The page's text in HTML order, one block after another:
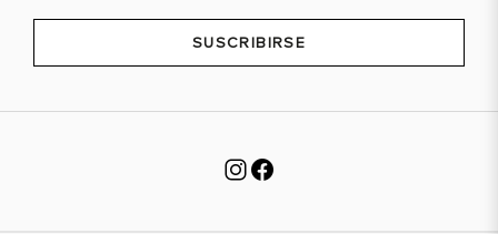
SUSCRIBIRSE